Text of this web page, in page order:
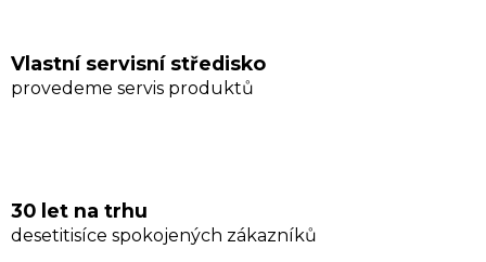
Vlastní servisní středisko
provedeme servis produktů
30 let na trhu
desetitisíce spokojených zákazníků